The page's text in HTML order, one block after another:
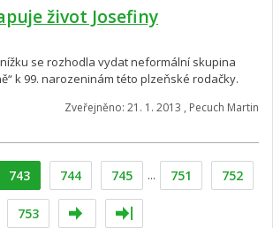
život Josefiny
se rozhodla vydat neformální skupina
k 99. narozeninám této plzeňské rodačky.
Zveřejněno: 21. 1. 2013 , Pecuch Martin
743 744 745 ... 751 752
753